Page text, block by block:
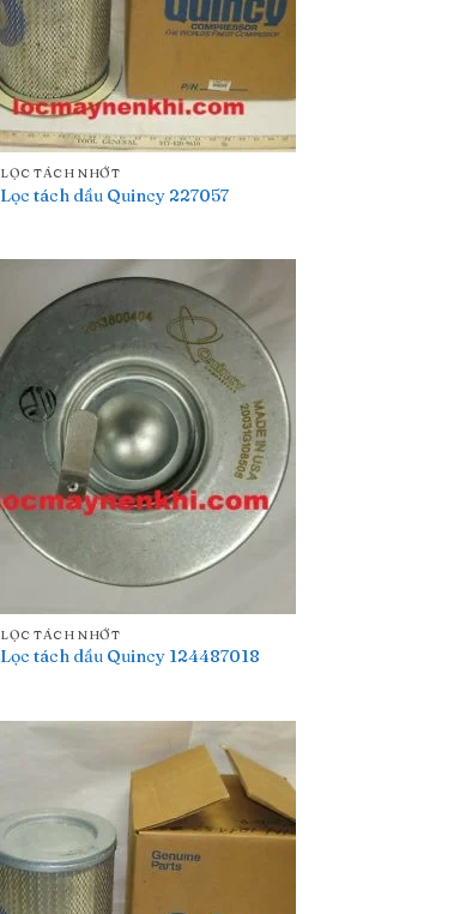
LỌC TÁCH NHỚT
Lọc tách dầu Quincy 227057
LỌC TÁCH NHỚT
Lọc tách dầu Quincy 124487018